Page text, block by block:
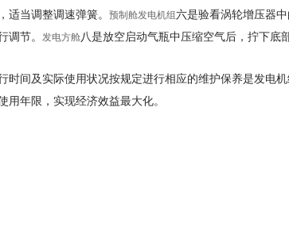
适当调整调速弹簧。 预制舱发电机组六是验看涡轮增压器
调节。 发电方舱八是放空启动气瓶中压缩空气后，拧下底
间及实际使用状况按规定进行相应的维护保养是发电
年限，实现经济效益最大化。